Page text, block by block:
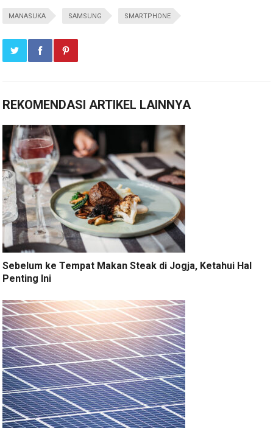
MANASUKA SAMSUNG SMARTPHONE
REKOMENDASI ARTIKEL LAINNYA
Sebelum ke Tempat Makan Steak di Jogja, Ketahui Hal
Penting Ini